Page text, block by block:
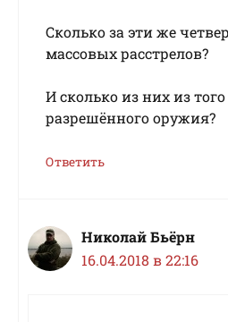
Сколько за эти же
массовых расстрелов?
И сколько из них из
разрешённого оружия?
Ответить
Николай Бьёрн
16.04.2018 в 22:16